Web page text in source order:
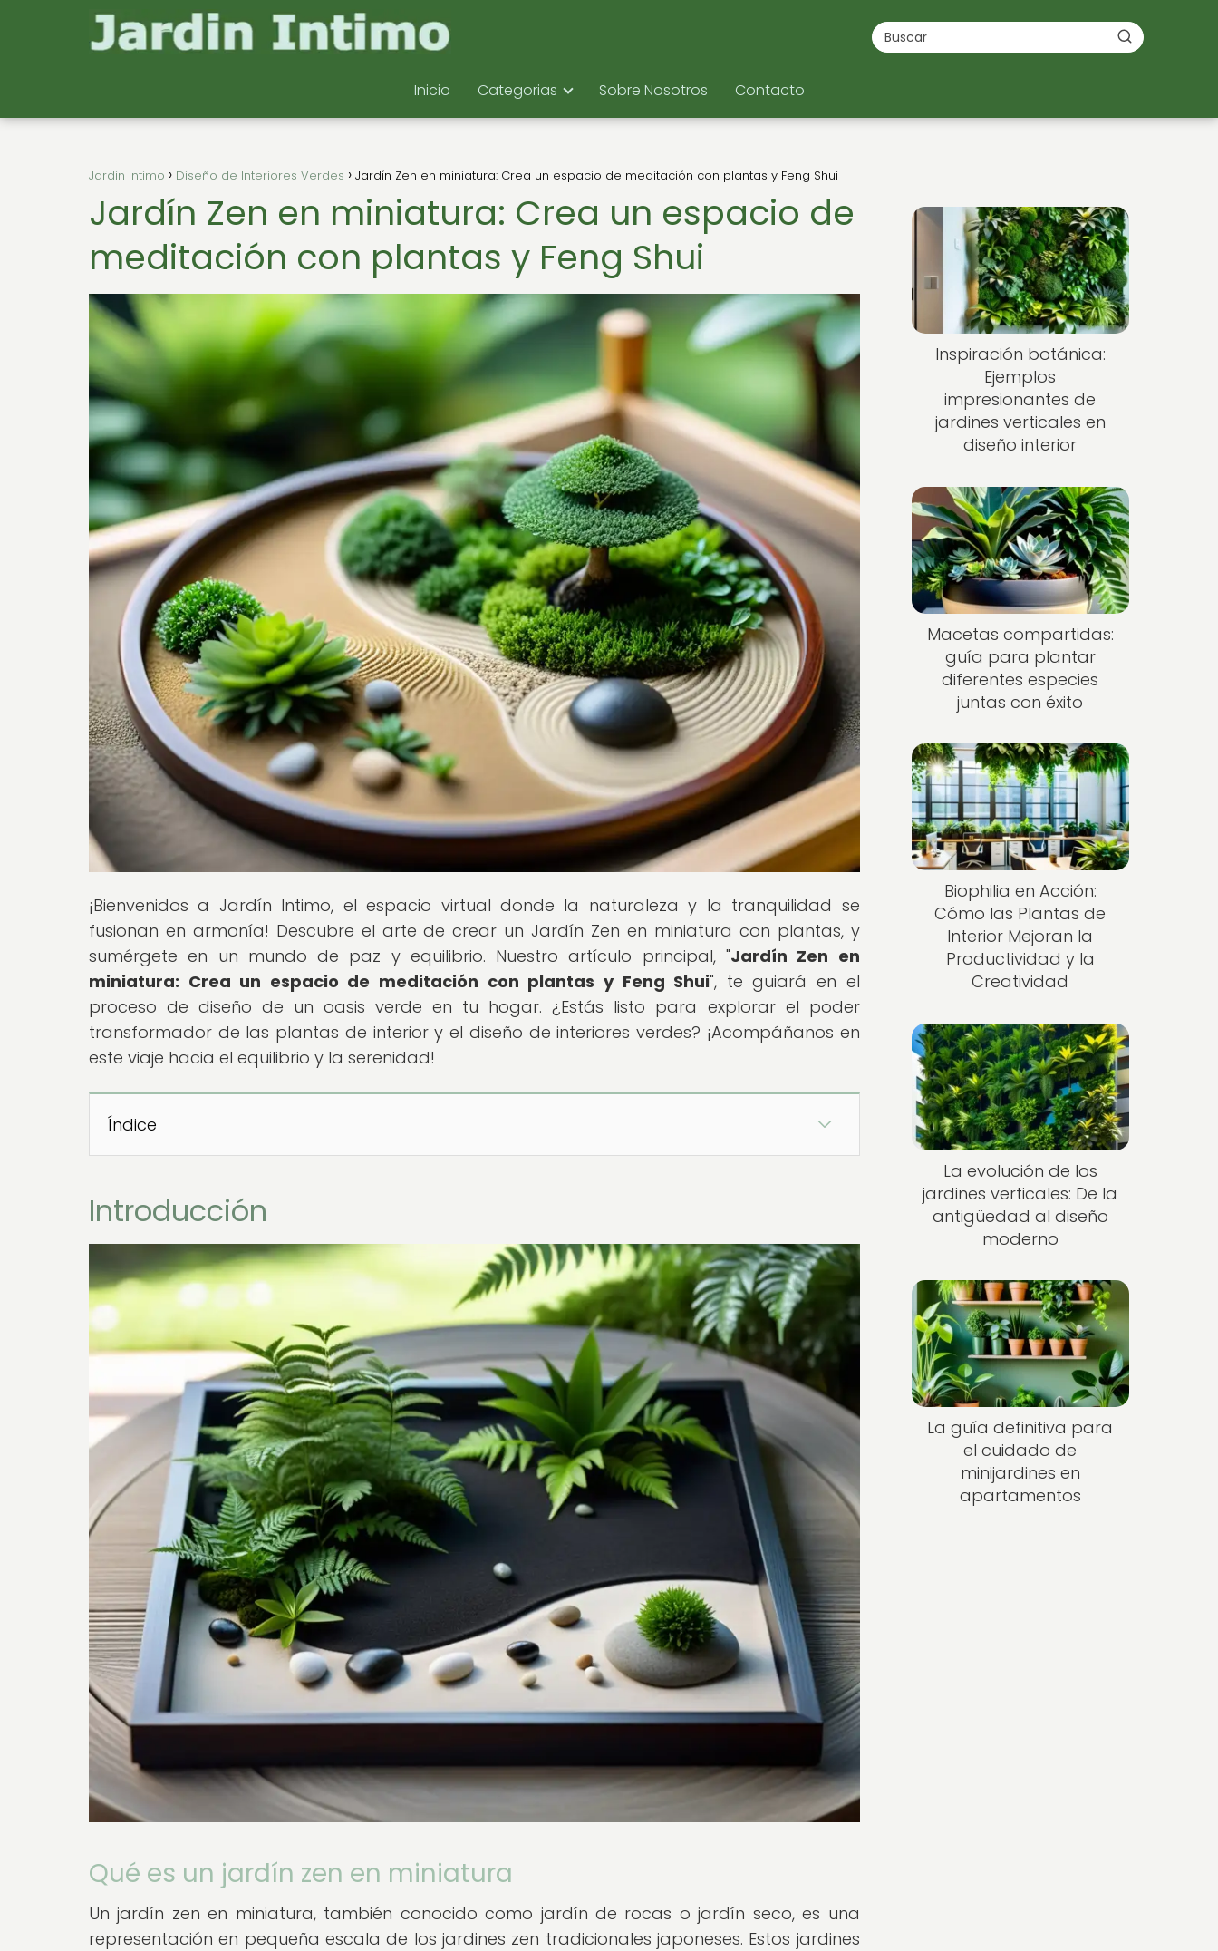
Inicio Categorias Sobre Nosotros Contacto
Jardin Intimo Diseño de Interiores Verdes Jardín Zen en miniatura: Crea un espacio de meditación con plantas y Feng Shui
Jardín Zen en miniatura: Crea un espacio de
meditación con plantas y Feng Shui
¡Bienvenidos a Jardín Intimo, el espacio virtual donde la naturaleza y la tranquilidad se
fusionan en armonía! Descubre el arte de crear un Jardín Zen en miniatura con plantas, y
sumérgete en un mundo de paz y equilibrio. Nuestro artículo principal, "Jardín Zen en
miniatura: Crea un espacio de meditación con plantas y Feng Shui", te guiará en el
proceso de diseño de un oasis verde en tu hogar. ¿Estás listo para explorar el poder
transformador de las plantas de interior y el diseño de interiores verdes? ¡Acompáñanos en
este viaje hacia el equilibrio y la serenidad!
Índice
Introducción
Qué es un jardín zen en miniatura
Un jardín zen en miniatura, también conocido como jardín de rocas o jardín seco, es una
representación en pequeña escala de los jardines zen tradicionales japoneses. Estos jardines
Inspiración botánica:
Ejemplos
impresionantes de
jardines verticales en
diseño interior
Macetas compartidas:
guía para plantar
diferentes especies
juntas con éxito
Biophilia en Acción:
Cómo las Plantas de
Interior Mejoran la
Productividad y la
Creatividad
La evolución de los
jardines verticales: De la
antigüedad al diseño
moderno
La guía definitiva para
el cuidado de
minijardines en
apartamentos